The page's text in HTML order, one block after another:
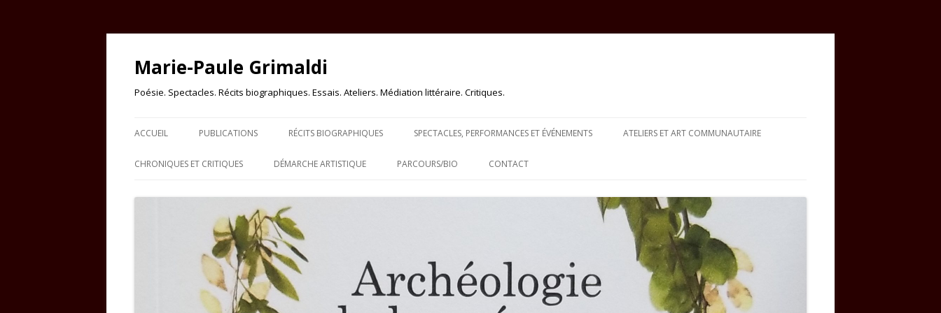
Marie-Paule Grimaldi
Poésie. Spectacles. Récits biographiques. Essais. Ateliers. Médiation littéraire. Critiques.
ACCUEIL PUBLICATIONS RÉCITS BIOGRAPHIQUES SPECTACLES, PERFORMANCES ET ÉVÉNEMENTS ATELIERS ET ART COMMUNAUTAIRE
CHRONIQUES ET CRITIQUES DÉMARCHE ARTISTIQUE PARCOURS/BIO CONTACT